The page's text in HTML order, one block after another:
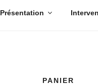
Présentation
PANIER